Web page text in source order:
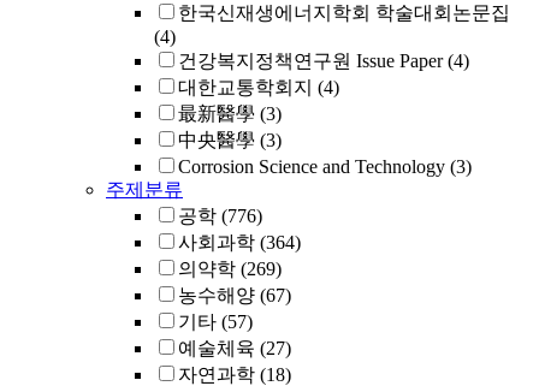
한국신재생에너지학회 학술대회논문집
(4)
건강복지정책연구원 Issue Paper (4)
대한교통학회지 (4)
最新醫學 (3)
中央醫學 (3)
Corrosion Science and Technology (3)
주제분류
공학 (776)
사회과학 (364)
의약학 (269)
농수해양 (67)
기타 (57)
예술체육 (27)
자연과학 (18)